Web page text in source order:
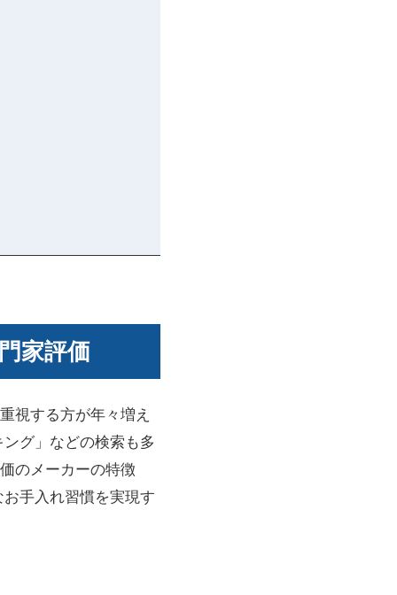
家評価
視する方が年々増え
グ」などの検索も多
のメーカーの特徴
手入れ習慣を実現す